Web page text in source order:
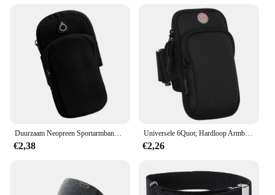
€2,38
Universele 6Quot; Hardloop Armband Telefoonhoes Houder Hoge Kwaliteit Telefoon Tas Jogging Fitness Gym Arm Band Voor Iphone Samsung Huawei
€2,26